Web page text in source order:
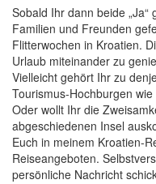
Sobald Ihr dann beide
Familien und Freunden
Flitterwochen in Kroatien.
Urlaub miteinander zu
Vielleicht gehört Ihr zu
Tourismus-Hochburgen
Oder wollt Ihr die
abgeschiedenen Insel
Euch in meinem Kroatien-
Reiseangeboten.
persönliche Nachricht